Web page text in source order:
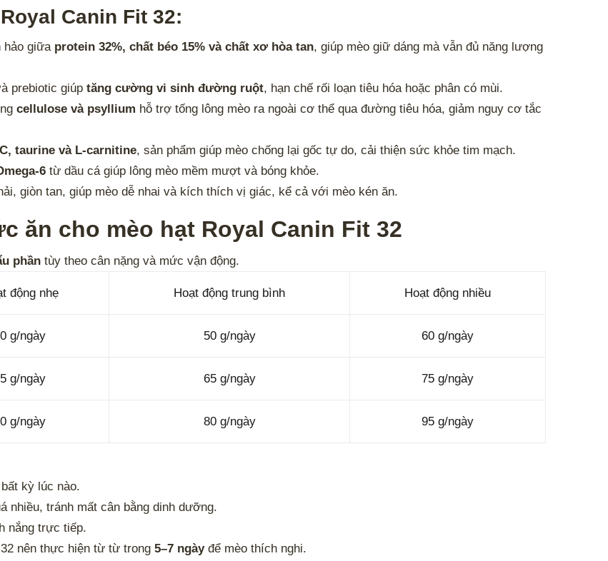
Canin Fit 32:
hảo giữa protein 32%, chất béo 15% và chất xơ hòa tan, giúp mèo giữ dáng mà vẫn đủ năng lượng
prebiotic giúp tăng cường vi sinh đường ruột, hạn chế rối loạn tiêu hóa hoặc phân có mùi.
cellulose và psyllium hỗ trợ tống lông mèo ra ngoài cơ thể qua đường tiêu hóa, giảm nguy cơ tắc
taurine và L-carnitine, sản phẩm giúp mèo chống lại gốc tự do, cải thiện sức khỏe tim mạch.
6 từ dầu cá giúp lông mèo mềm mượt và bóng khỏe.
giòn tan, giúp mèo dễ nhai và kích thích vị giác, kể cả với mèo kén ăn.
ăn cho mèo hạt Royal Canin Fit 32
phần tùy theo cân nặng và mức vận động.
động nhẹ Hoạt động trung bình Hoạt động nhiều
g/ngày 50 g/ngày 60 g/ngày
g/ngày 65 g/ngày 75 g/ngày
g/ngày 80 g/ngày 95 g/ngày
kỳ lúc nào.
nhiều, tránh mất cân bằng dinh dưỡng.
nắng trực tiếp.
nên thực hiện từ từ trong 5–7 ngàyđể mèo thích nghi.